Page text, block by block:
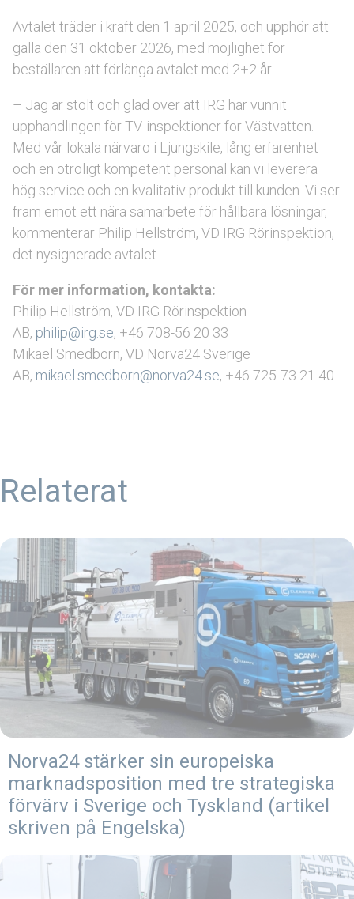
Avtalet träder i kraft den 1 april 2025, och upphör att
gälla den 31 oktober 2026, med möjlighet för
beställaren att förlänga avtalet med 2+2 år.
– Jag är stolt och glad över att IRG har vunnit
upphandlingen för TV-inspektioner för Västvatten.
Med vår lokala närvaro i Ljungskile, lång erfarenhet
och en otroligt kompetent personal kan vi leverera
hög service och en kvalitativ produkt till kunden. Vi ser
fram emot ett nära samarbete för hållbara lösningar,
kommenterar Philip Hellström, VD IRG Rörinspektion,
det nysignerade avtalet.
För mer information, kontakta:
Philip Hellström, VD IRG Rörinspektion
AB, philip@irg.se, +46 708-56 20 33
Mikael Smedborn, VD Norva24 Sverige
AB, mikael.smedborn@norva24.se, +46 725-73 21 40
Relaterat
Norva24 stärker sin europeiska
marknadsposition med tre strategiska
förvärv i Sverige och Tyskland (artikel
skriven på Engelska)